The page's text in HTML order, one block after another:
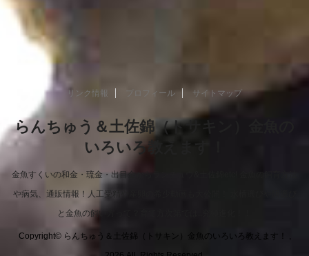
リンク情報 プロフィール サイトマップ
らんちゅう＆土佐錦（トサキン）金魚の
いろいろ教えます！
金魚すくいの和金・琉金・出目金からランチュウ&土佐錦etc! 金魚の飼育方法
や病気、通販情報！人工受精や産卵の希少動画も大公開！ 水槽選びや餌選び
と金魚の飼い方って？育て方次第では..究極進化！！
Copyright© らんちゅう＆土佐錦（トサキン）金魚のいろいろ教えます！ ,